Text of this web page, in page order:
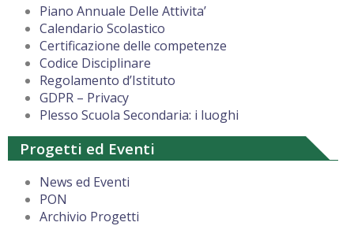
Piano Annuale Delle Attivita’
Calendario Scolastico
Certificazione delle competenze
Codice Disciplinare
Regolamento d’Istituto
GDPR – Privacy
Plesso Scuola Secondaria: i luoghi
Progetti ed Eventi
News ed Eventi
PON
Archivio Progetti